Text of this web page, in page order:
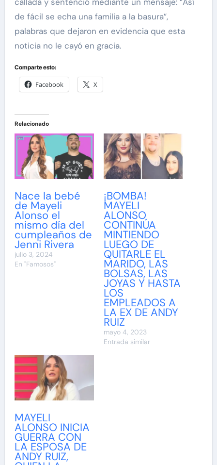
de fácil se echa una familia a la basura”,
palabras que dejaron en evidencia que esta
noticia no le cayó en gracia.
Comparte esto:
Facebook X
Relacionado
Nace la bebé
de Mayeli
Alonso el
mismo día del
cumpleaños de
Jenni Rivera
julio 3, 2024
En "Famosos"
¡BOMBA!
MAYELI
ALONSO
CONTINÚA
MINTIENDO
LUEGO DE
QUITARLE EL
MARIDO, LAS
BOLSAS, LAS
JOYAS Y HASTA
LOS
EMPLEADOS A
LA EX DE ANDY
RUIZ
mayo 4, 2023
Entrada similar
MAYELI
ALONSO INICIA
GUERRA CON
LA ESPOSA DE
ANDY RUIZ,